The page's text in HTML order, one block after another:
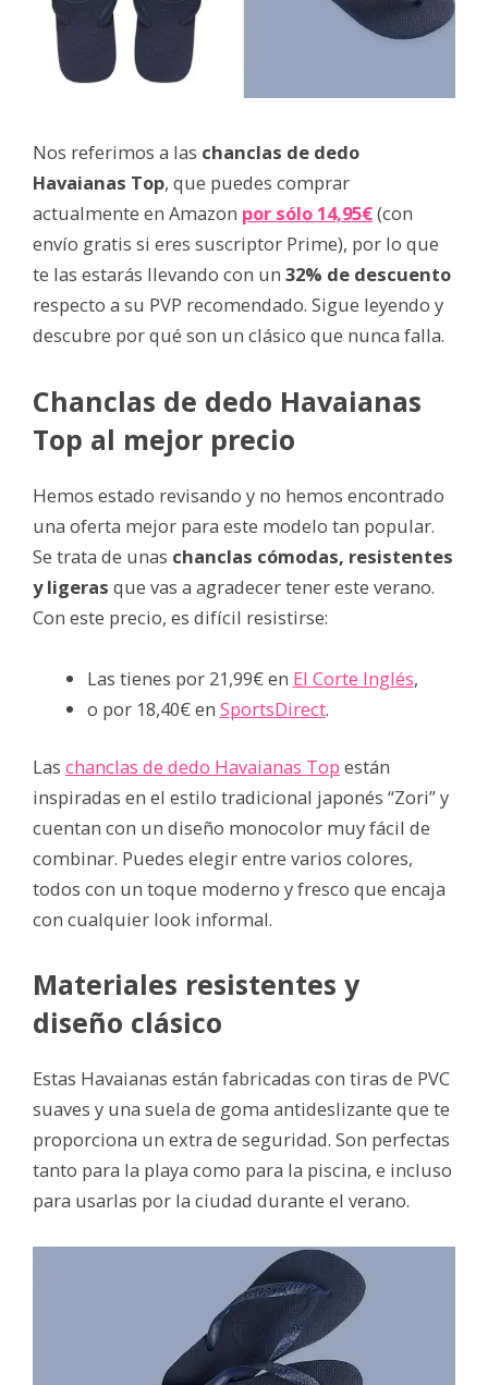
Nos referimos a las chanclas de dedo
Havaianas Top, que puedes comprar
actualmente en Amazon por sólo 14,95€(con
envío gratis si eres suscriptor Prime), por lo que
te las estarás llevando con un 32% de descuento
respecto a su PVP recomendado. Sigue leyendo y
descubre por qué son un clásico que nunca falla.
Chanclas de dedo Havaianas
Top al mejor precio
Hemos estado revisando y no hemos encontrado
una oferta mejor para este modelo tan popular.
Se trata de unas chanclas cómodas, resistentes
y ligeras que vas a agradecer tener este verano.
Con este precio, es difícil resistirse:
Las tienes por 21,99€ en El Corte Inglés,
o por 18,40€ en SportsDirect.
Las chanclas de dedo Havaianas Top están
inspiradas en el estilo tradicional japonés “Zori” y
cuentan con un diseño monocolor muy fácil de
combinar. Puedes elegir entre varios colores,
todos con un toque moderno y fresco que encaja
con cualquier look informal.
Materiales resistentes y
diseño clásico
Estas Havaianas están fabricadas con tiras de PVC
suaves y una suela de goma antideslizante que te
proporciona un extra de seguridad. Son perfectas
tanto para la playa como para la piscina, e incluso
para usarlas por la ciudad durante el verano.